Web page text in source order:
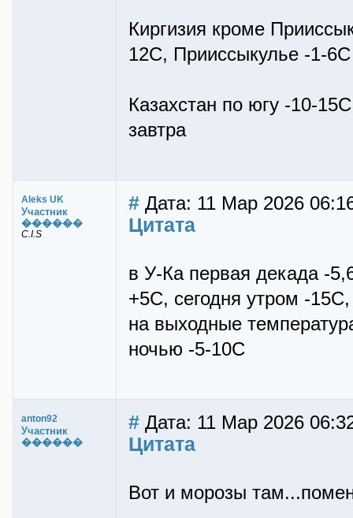
Киргизия кроме
12С, Прииссыкулье -1-6С
Казахстан по югу -10-
завтра
Aleks UK
Участник
������
C.I.S
# Дата: 11 Мар 2026
Цитата
в У-Ка первая декада -
+5С, сегодня утром -
на выходные
ночью -5-10С
anton92
Участник
������
# Дата: 11 Мар 2026
Цитата
Вот и морозы